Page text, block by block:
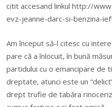
citit accesand linkul http://
evz-jeanne-darc-si-benzina-
Am început să-l citesc cu
pare că a înlocuit, în bună
partidului cu o emancipare de
dreptate, atunci este un
drept trufie de tabăra